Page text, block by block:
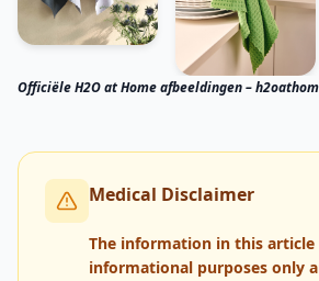
Officiële H2O at Home afbeeldingen –
Medical Disclaimer
The information in this
informational purposes only